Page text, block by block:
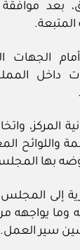
بعد
المتبعة.
الجهات
داخل
المركز،
واللوائح
بها
إلى
وما يواجهه
سير العمل.